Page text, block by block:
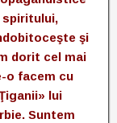
spiritului,
şi
dorit cel mai
o facem cu
lui
Suntem